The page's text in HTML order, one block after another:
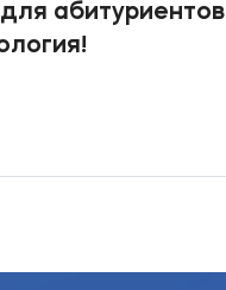
абитуриентов